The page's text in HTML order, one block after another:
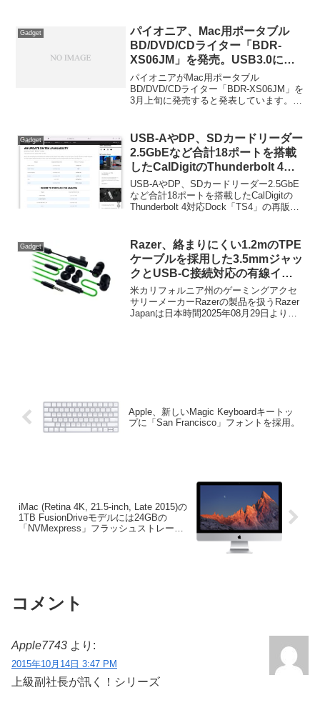
す。詳細は以下から。
Gadget
パイオニア、Mac用ポータブル
BD/DVD/CDライター「BDR-
XS06JM」を発売。USB3.0に対
応しToast 12 Titanium BD/HDを
同梱。
パイオニアがMac用ポータブル
BD/DVD/CDライター「BDR-XS06JM」を
3月上旬に発売すると発表しています。詳
Gadget
USB-AやDP、SDカードリーダー
2.5GbEなど合計18ポートを搭載
したCalDigitのThunderbolt 4対
応Dock「TS4」の再販が5月下旬
に延期。
USB-AやDP、SDカードリーダー2.5GbE
など合計18ポートを搭載したCalDigitの
Thunderbolt 4対応Dock「TS4」の再販が
Gadget
Razer、絡まりにくい1.2mのTPE
ケーブルを採用した3.5mmジャッ
クとUSB-C接続対応の有線イヤ
ホン「Razer Hammerhead V3」
を発売。
米カリフォルニア州のゲーミングアクセ
サリーメーカーRazerの製品を扱うRazer
Japanは日本時間2025年08月29日より、
Apple、新しいMagic Keyboardキートッ
プに「San Francisco」フォントを採用。
iMac (Retina 4K, 21.5-inch, Late 2015)の
1TB FusionDriveモデルには24GBの
「NVMexpress」フラッシュストレージ
コメント
Apple7743 より:
2015年10月14日 3:47 PM
上級副社長が訊く！シリーズ